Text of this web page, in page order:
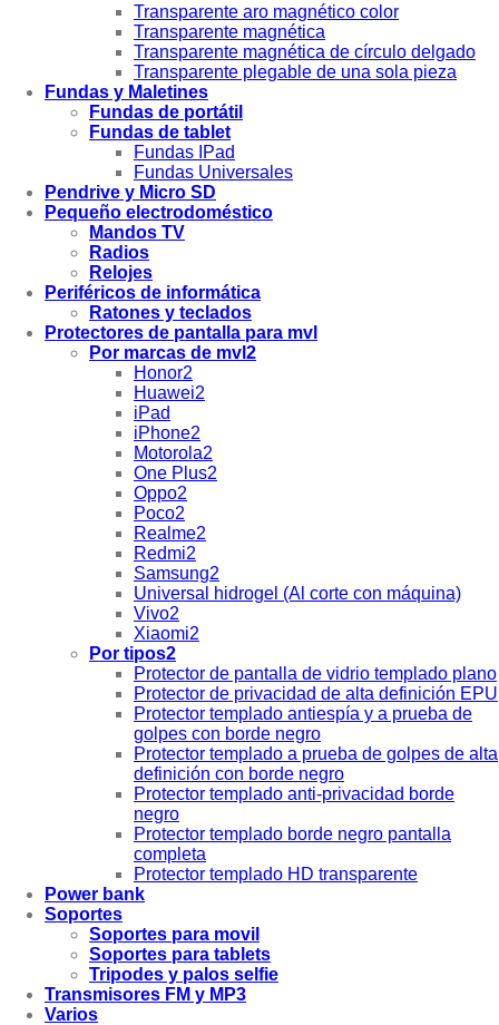
Transparente aro magnético color
Transparente magnética
Transparente magnética de círculo delgado
Transparente plegable de una sola pieza
Fundas y Maletines
Fundas de portátil
Fundas de tablet
Fundas IPad
Fundas Universales
Pendrive y Micro SD
Pequeño electrodoméstico
Mandos TV
Radios
Relojes
Periféricos de informática
Ratones y teclados
Protectores de pantalla para mvl
Por marcas de mvl2
Honor2
Huawei2
iPad
iPhone2
Motorola2
One Plus2
Oppo2
Poco2
Realme2
Redmi2
Samsung2
Universal hidrogel (Al corte con máquina)
Vivo2
Xiaomi2
Por tipos2
Protector de pantalla de vidrio templado plano
Protector de privacidad de alta definición EPU
Protector templado antiespía y a prueba de
golpes con borde negro
Protector templado a prueba de golpes de alta
definición con borde negro
Protector templado anti-privacidad borde
negro
Protector templado borde negro pantalla
completa
Protector templado HD transparente
Power bank
Soportes
Soportes para movil
Soportes para tablets
Tripodes y palos selfie
Transmisores FM y MP3
Varios